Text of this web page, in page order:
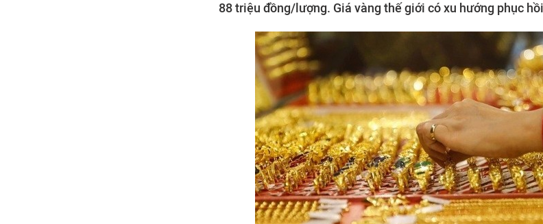
88 triệu đồng/lượng. Giá vàng thế giới có xu hướng phục